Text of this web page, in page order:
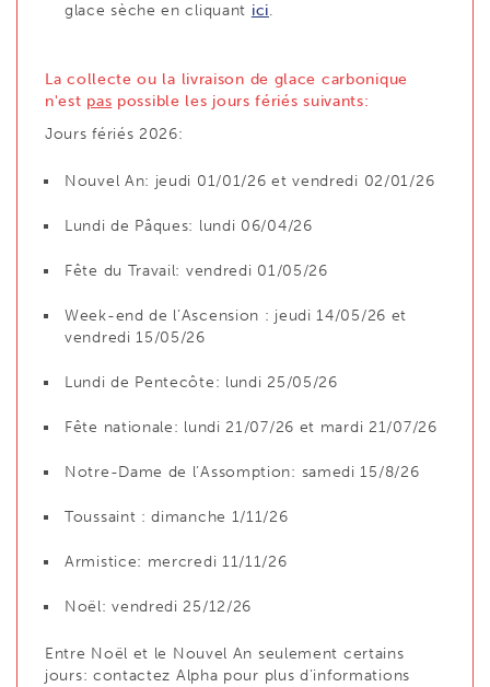
glace sèche en cliquant ici.
La collecte ou la livraison de glace carbonique
n'est pas possible les jours fériés suivants:
Jours fériés 2026:
Nouvel An: jeudi 01/01/26 et vendredi 02/01/26
Lundi de Pâques: lundi 06/04/26
Fête du Travail: vendredi 01/05/26
Week-end de l’Ascension : jeudi 14/05/26 et
vendredi 15/05/26
Lundi de Pentecôte: lundi 25/05/26
Fête nationale: lundi 21/07/26 et mardi 21/07/26
Notre-Dame de l’Assomption: samedi 15/8/26
Toussaint : dimanche 1/11/26
Armistice: mercredi 11/11/26
Noël: vendredi 25/12/26
Entre Noël et le Nouvel An seulement certains
jours: contactez Alpha pour plus d’informations